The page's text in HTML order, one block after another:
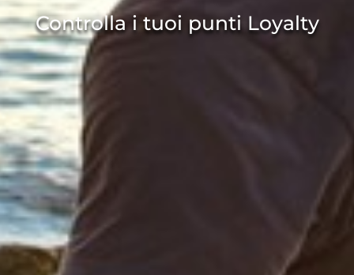
Controlla i tuoi punti Loyalty